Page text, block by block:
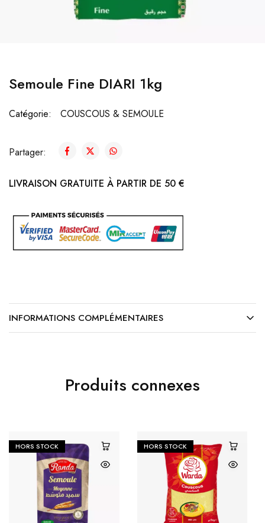
Semoule Fine DIARI 1kg
Catégorie: COUSCOUS & SEMOULE
Partager:
LIVRAISON GRATUITE À PARTIR DE 50 €
INFORMATIONS COMPLÉMENTAIRES
Produits connexes
HORS STOCK HORS STOCK